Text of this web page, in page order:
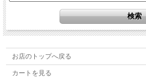
お店のトップへ戻る
カートを見る